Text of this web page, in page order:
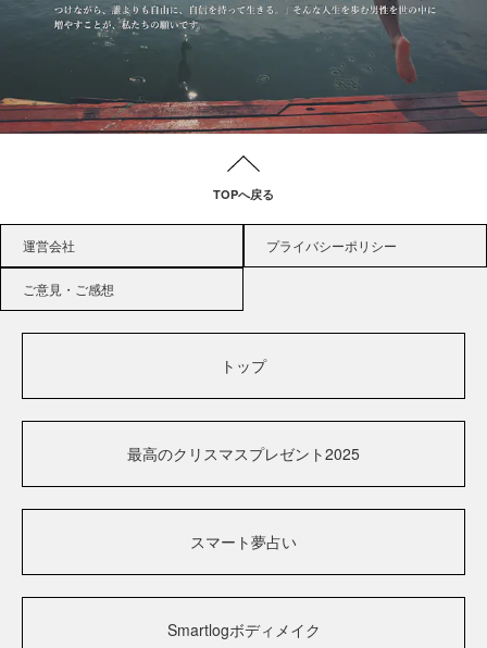
TOPへ戻る
運営会社 プライバシーポリシー
ご意見・ご感想
トップ
最高のクリスマスプレゼント2025
スマート夢占い
Smartlogボディメイク